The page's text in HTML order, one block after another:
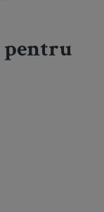
pentru